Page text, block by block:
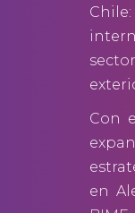
Con
en